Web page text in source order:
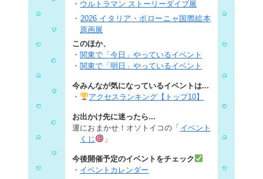
・ ウルトラマン ストーリーダイブ展
・ 2026 イタリア・ボローニャ国際絵本
原画展
このほか、
・ 関東で「今日」やっているイベント
・ 関東で「明日」やっているイベント
今みんなが気になっているイベントは...
・
アクセスランキング【トップ10】
お出かけ先に迷ったら...
運におまかせ！オソトイコの「 イベント
くじ
」
今後開催予定のイベントをチェック
・ イベントカレンダー